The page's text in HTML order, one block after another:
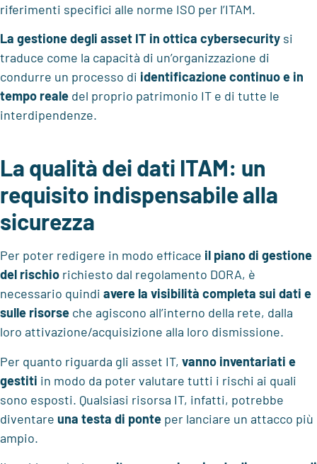
riferimenti specifici alle norme ISO per l’ITAM.
La gestione degli asset IT in ottica cybersecurity si
traduce come la capacità di un’organizzazione di
condurre un processo di identificazione continuo e in
tempo reale del proprio patrimonio IT e di tutte le
interdipendenze.
La qualità dei dati ITAM: un
requisito indispensabile alla
sicurezza
Per poter redigere in modo efficace il piano di gestione
del rischio richiesto dal regolamento DORA, è
necessario quindi avere la visibilità completa sui dati e
sulle risorse che agiscono all’interno della rete, dalla
loro attivazione/acquisizione alla loro dismissione.
Per quanto riguarda gli asset IT, vanno inventariati e
gestiti in modo da poter valutare tutti i rischi ai quali
sono esposti. Qualsiasi risorsa IT, infatti, potrebbe
diventare una testa di ponte per lanciare un attacco più
ampio.